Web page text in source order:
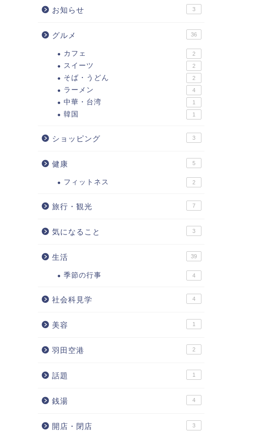
お知らせ 3
グルメ 36
カフェ 2
スイーツ 2
そば・うどん 2
ラーメン 4
中華・台湾 1
韓国 1
ショッピング 3
健康 5
フィットネス 2
旅行・観光 7
気になること 3
生活 39
季節の行事 4
社会科見学 4
美容 1
羽田空港 2
話題 1
銭湯 4
開店・閉店 3